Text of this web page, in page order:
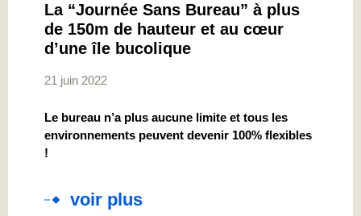
La “Journée Sans Bureau” à plus
de 150m de hauteur et au cœur
d’une île bucolique
21 juin 2022
Le bureau n’a plus aucune limite et tous les
environnements peuvent devenir 100% flexibles
!
voir plus